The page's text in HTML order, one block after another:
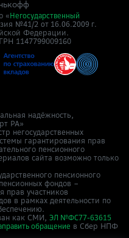
« Негосударственный
№41/2 от 16.06.2009 г.
Федерации.
1147799009160
надёжность,
РА»
негосударственных
гарантирования прав
пенсионного
сайта возможно только
пенсионного
фондов –
прав участников
в рамках деятельности по
как СМИ, ЭЛ №ФС77-63615
обращение в Cбер НПФ